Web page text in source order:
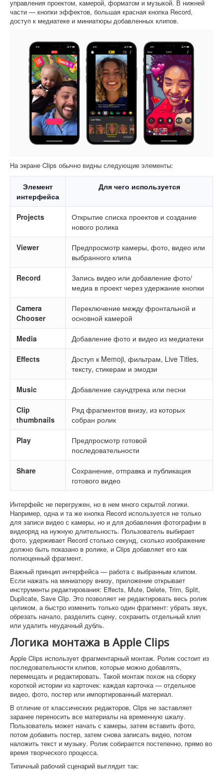
управления проектом, камерой, форматом и музыкой. В нижней
части — кнопки эффектов, большая красная кнопка Record,
доступ к медиатеке и миниатюры добавленных клипов.
На экране Clips обычно видны следующие элементы:
Элемент
интерфейса
Для чего используется
Projects
Открытие списка проектов и создание
нового ролика
Viewer
Предпросмотр камеры, фото, видео или
выбранного клипа
Record
Запись видео или добавление фото/
медиа в проект через удержание кнопки
Camera
Chooser
Переключение между фронтальной и
основной камерой
Media Добавление фото и видео из медиатеки
Effects
Доступ к Memoji, фильтрам, Live Titles,
тексту, стикерам и эмодзи
Music Добавление саундтрека или песни
Clip
thumbnails
Ряд фрагментов внизу, из которых
собран ролик
Play
Предпросмотр готовой
последовательности
Share
Сохранение, отправка и публикация
готового видео
Интерфейс не перегружен, но в нем много скрытой логики.
Например, одна и та же кнопка Record используется не только
для записи видео с камеры, но и для добавления фотографии в
видеоряд на нужную длительность. Пользователь выбирает
фото, удерживает Record столько секунд, сколько изображение
должно быть показано в ролике, и Clips добавляет его как
полноценный фрагмент.
Важный принцип интерфейса — работа с выбранным клипом.
Если нажать на миниатюру внизу, приложение открывает
инструменты редактирования: Effects, Mute, Delete, Trim, Split,
Duplicate, Save Clip. Это позволяет не редактировать весь ролик
целиком, а быстро изменить только один фрагмент: убрать звук,
обрезать начало, разделить сцену, сохранить отдельный клип
или удалить неудачный дубль.
Логика монтажа в Apple Clips
Apple Clips использует фрагментарный монтаж. Ролик состоит из
последовательности клипов, которые можно добавлять,
перемещать и редактировать. Такой монтаж похож на сборку
короткой истории из карточек: каждая карточка — отдельное
видео, фото, постер или импортированный материал.
В отличие от классических редакторов, Clips не заставляет
заранее переносить все материалы на временную шкалу.
Пользователь может начать с камеры, затем вставить фото,
потом добавить постер, затем снова записать видео, потом
наложить текст и музыку. Ролик собирается постепенно, прямо во
время творческого процесса.
Типичный рабочий сценарий выглядит так: